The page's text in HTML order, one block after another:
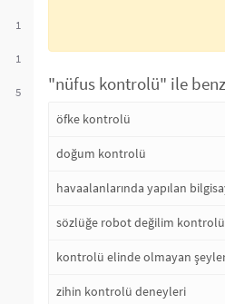
1
1
5 "nüfus kontrolü" ile
öfke kontrolü
doğum kontrolü
havaalanlarında yapılan
sözlüğe robot değilim kontrolü
kontrolü elinde olmayan
zihin kontrolü deneyleri